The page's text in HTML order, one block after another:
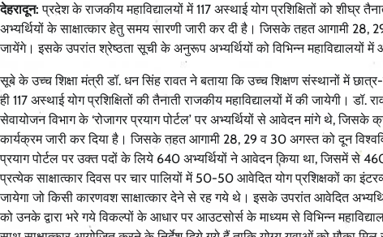
देहरादून: प्रदेश के राजकीय महाविद्यालयों में 117 अस्थाई योग प्रशिक्षितों को शीघ्र
अभ्यर्थियों के साक्षात्कार हेतु समय सारणी जारी कर दी है। जिसके तहत आगामी 28,
जायेंगे। इसके उपरांत श्रेष्ठता सूची के अनुरूप अभ्यर्थियों को विभिन्न महाविद्यालयों में
सूबे के उच्च शिक्षा मंत्री डॉ. धन सिंह रावत ने बताया कि उच्च शिक्षण संस्थानों में
ही 117 अस्थाई योग प्रशिक्षितों की तैनाती राजकीय महाविद्यालयों में की जायेगी।
सेवायोजन विभाग के ‘रोजागर प्रयाग पोर्टल’ पर अभ्यर्थियों से आवेदन मांगे थे, जिसके
कार्यक्रम जारी कर दिया है। जिसके तहत आगामी 28, 29 व 30 अगस्त को दून
प्रयाग पोर्टल पर उक्त पदों के लिये 640 अभ्यर्थियों ने आवेदन किया था, जिसमें से
प्रत्येक साक्षात्कार दिवस पर चार पालियों में 50-50 आवेदित योग प्रशिक्षकों का
जायेगा जो किसी कारणवश साक्षात्कार देने से रह गये थे। इसके उपरांत आवेदित
को उनके द्वारा भरे गये विकल्पों के आधार पर आउटसोर्स के माध्यम से विभिन्न